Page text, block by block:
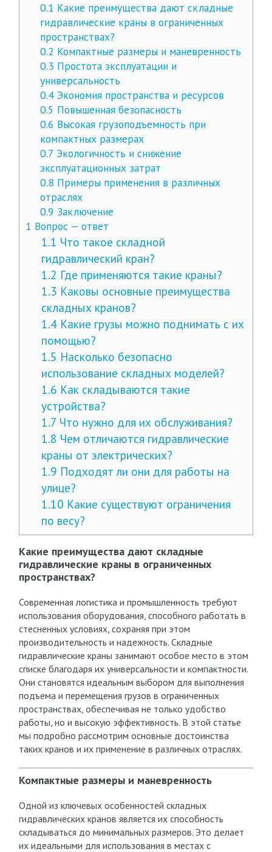
0.1 Какие преимущества дают складные
гидравлические краны в ограниченных
пространствах?
0.2 Компактные размеры и маневренность
0.3 Простота эксплуатации и
универсальность
0.4Экономия пространства и ресурсов
0.5 Повышенная безопасность
0.6 Высокая грузоподъемность при
компактных размерах
0.7 Экологичность и снижение
эксплуатационных затрат
0.8 Примеры применения в различных
отраслях
0.9 Заключение
1 Вопрос — ответ
1.1 Что такое складной
гидравлический кран?
1.2 Где применяются такие краны?
1.3 Каковы основные преимущества
складных кранов?
1.4 Какие грузы можно поднимать с их
помощью?
1.5 Насколько безопасно
использование складных моделей?
1.6 Как складываются такие
устройства?
1.7 Что нужно для их обслуживания?
1.8 Чем отличаются гидравлические
краны от электрических?
1.9 Подходят ли они для работы на
улице?
1.10 Какие существуют ограничения
по весу?
Какие преимущества дают складные
гидравлические краны в ограниченных
пространствах?
Современная логистика и промышленность требуют
использования оборудования, способного работать в
стесненных условиях, сохраняя при этом
производительность и надежность. Складные
гидравлические краны занимают особое место в этом
списке благодаря их универсальности и компактности.
Они становятся идеальным выбором для выполнения
подъема и перемещения грузов в ограниченных
пространствах, обеспечивая не только удобство
работы, но и высокую эффективность. В этой статье
мы подробно рассмотрим основные достоинства
таких кранов и их применение в различных отраслях.
Компактные размеры и маневренность
Одной из ключевых особенностей складных
гидравлических кранов является их способность
складываться до минимальных размеров. Это делает
их идеальными для использования в местах с